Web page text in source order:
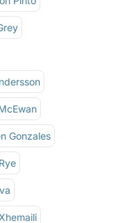
Gonzales